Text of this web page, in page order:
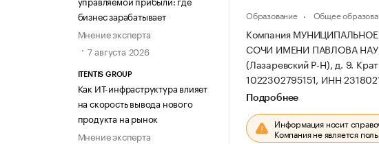
бизнес зарабатывает
Мнение эксперта
7 августа 2026
ITENTIS GROUP
Как ИТ-инфраструктура влияет
на скорость вывода нового
продукта на рынок
Мнение эксперта
Образование Общее
Компания
СОЧИ ИМЕНИ ПАВЛОВА НАУМА
(Лазаревский Р-Н), д. 9.
1022302795151, ИНН
Подробнее
Информация носит
Компания не является